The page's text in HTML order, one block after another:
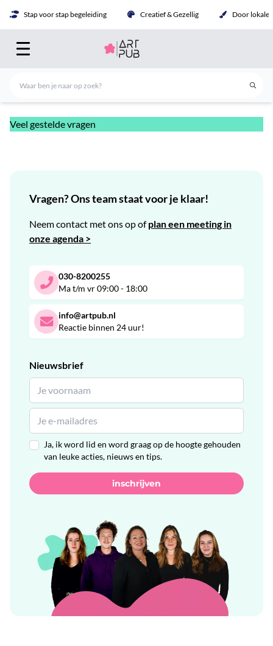
Stap voor stap begeleiding Creatief & Gezellig Door lokale
Veel gestelde vragen
Vragen? Ons team staat voor je klaar!
Neem contact met ons op ofplan een meeting in
onze agenda >
030-8200255
Ma t/m vr 09:00 - 18:00
info@artpub.nl
Reactie binnen 24 uur!
Nieuwsbrief
Ja, ik word lid en word graag op de hoogte gehouden
van leuke acties, nieuws en tips.